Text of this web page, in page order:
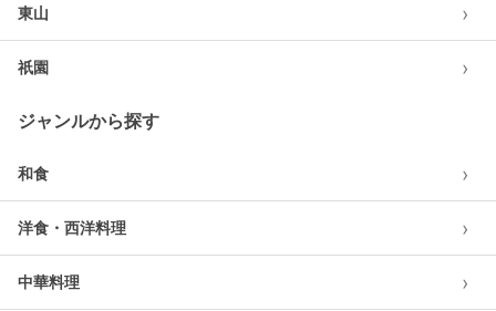
東山 ›
祇園 ›
ジャンルから探す
和食 ›
洋食・西洋料理 ›
中華料理 ›